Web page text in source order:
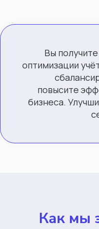
Вы
оптимизации
повысите
бизнеса.
Как мы